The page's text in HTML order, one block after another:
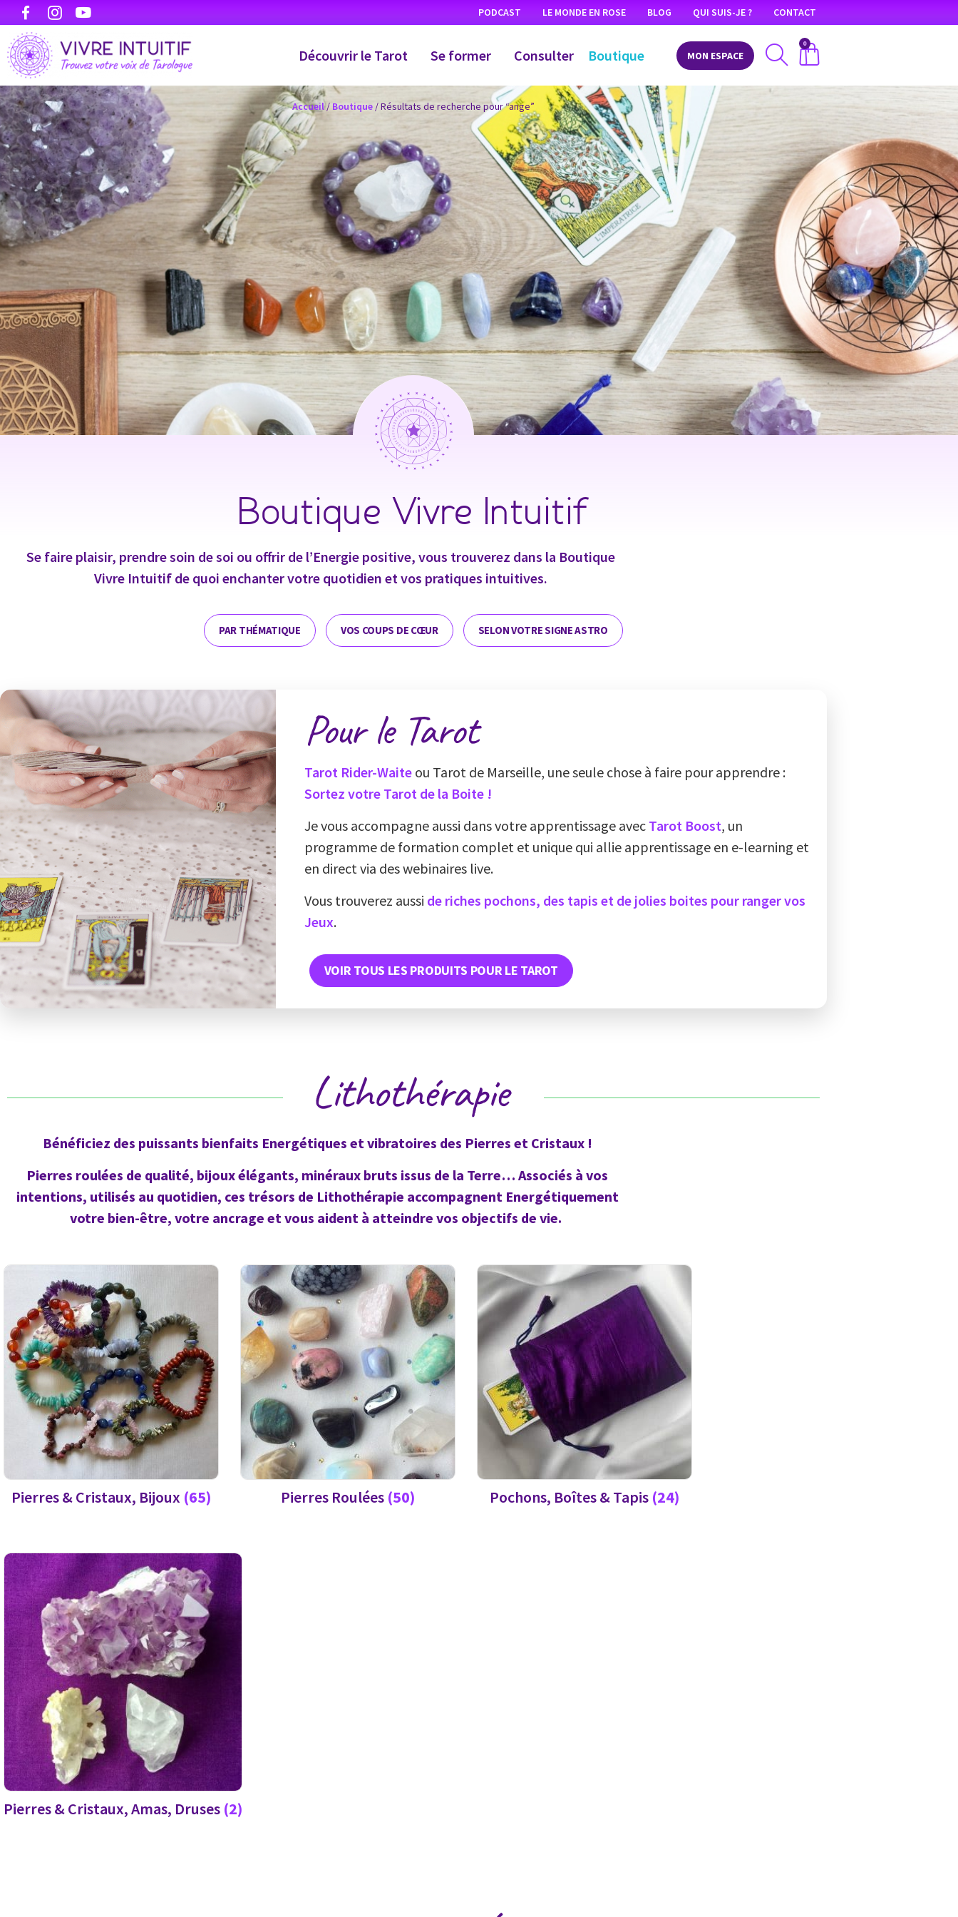
PODCAST LE MONDE EN ROSE BLOG QUI SUIS-JE ? CONTACT
Découvrir le Tarot Se former Consulter Boutique MON ESPACE
0
Accueil/ Boutique / Résultats de recherche pour “ange”
Boutique Vivre Intuitif
Se faire plaisir, prendre soin de soi ou offrir de l’Energie positive, vous trouverez dans la Boutique
Vivre Intuitif de quoi enchanter votre quotidien et vos pratiques intuitives.
PAR THÉMATIQUE VOS COUPS DE CŒUR SELON VOTRE SIGNE ASTRO
Pour le Tarot
Tarot Rider-Waiteou Tarot de Marseille, une seule chose à faire pour apprendre :
Sortez votre Tarot de la Boite !
Je vous accompagne aussi dans votre apprentissage avec Tarot Boost, un
programme de formation complet et unique qui allie apprentissage en e-learning et
en direct via des webinaires live.
Vous trouverez aussi de riches pochons, des tapis et de jolies boites pour ranger vos
Jeux.
VOIR TOUS LES PRODUITS POUR LE TAROT
Lithothérapie
Bénéficiez des puissants bienfaits Energétiques et vibratoires des Pierres et Cristaux !
Pierres roulées de qualité, bijoux élégants, minéraux bruts issus de la Terre… Associés à vos
intentions, utilisés au quotidien, ces trésors de Lithothérapie accompagnent Energétiquement
votre bien-être, votre ancrage et vous aident à atteindre vos objectifs de vie.
Pierres & Cristaux, Bijoux (65) Pierres Roulées (50) Pochons, Boîtes & Tapis (24)
Pierres & Cristaux, Amas, Druses (2)